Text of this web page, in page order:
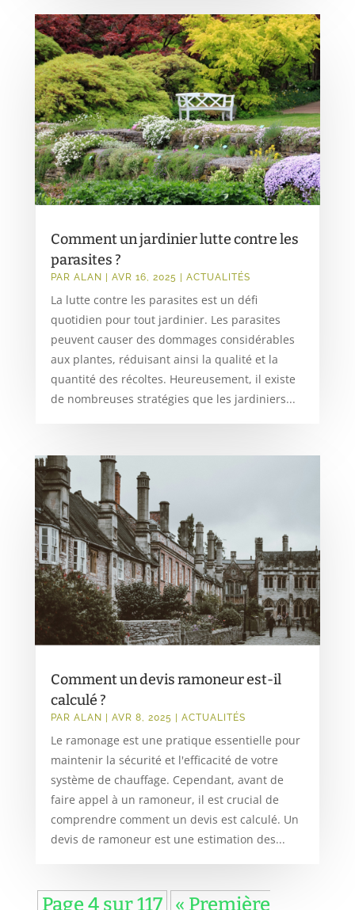
Comment un jardinier lutte contre les
parasites ?
PAR ALAN | AVR 16, 2025 | ACTUALITÉS
La lutte contre les parasites est un défi
quotidien pour tout jardinier. Les parasites
peuvent causer des dommages considérables
aux plantes, réduisant ainsi la qualité et la
quantité des récoltes. Heureusement, il existe
de nombreuses stratégies que les jardiniers...
Comment un devis ramoneur est-il
calculé ?
PAR ALAN AVR 8, 2025 ACTUALITÉS
Le ramonage est une pratique essentielle pour
maintenir la sécurité et l'efficacité de votre
système de chauffage. Cependant, avant de
faire appel à un ramoneur, il est crucial de
comprendre comment un devis est calculé. Un
devis de ramoneur est une estimation des...
Page 4 sur 117 « Première